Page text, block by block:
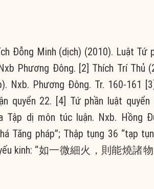
Đỗng Minh (dịch) (2010). Luật Tứ
Phương Đông. [2] Thích Trí Thủ
Nxb. Phương Đông. Tr. 160-161
quyển 22. [4] Tứ phần luật quyển
Tập dị môn túc luận. Nxb. Hồng
Tăng pháp”; Thập tụng 36 “tạp
kinh: “如一微細火，則能燒諸